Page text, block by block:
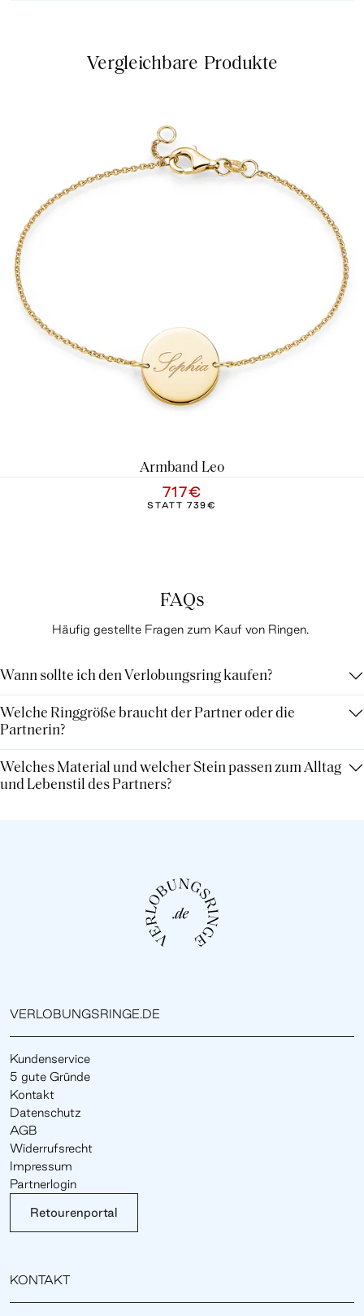
Vergleichbare Produkte
Armband Leo
717€
STATT739€
FAQs
Häufig gestellte Fragen zum Kauf von Ringen.
Wann sollte ich den Verlobungsring kaufen?
Welche Ringgröße braucht der Partner oder die
Partnerin?
Welches Material und welcher Stein passen zum Alltag
und Lebenstil des Partners?
VERLOBUNGSRINGE.DE
Kundenservice
5 gute Gründe
Kontakt
Datenschutz
AGB
Widerrufsrecht
Impressum
Partnerlogin
Retourenportal
KONTAKT